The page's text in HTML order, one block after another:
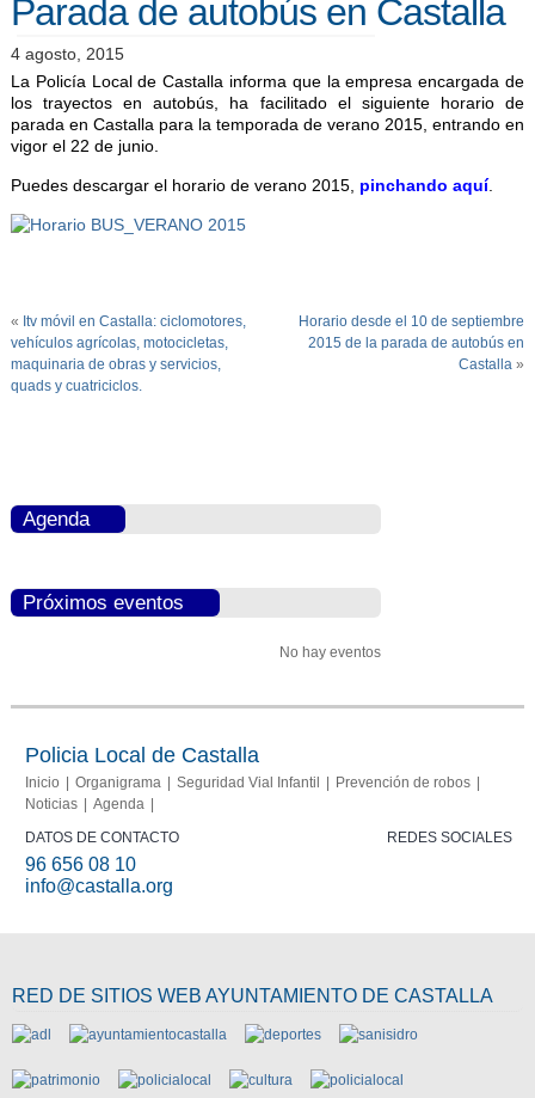
Parada de autobús en Castalla
4 agosto, 2015
La Policía Local de Castalla informa que la empresa encargada de
los trayectos en autobús, ha facilitado el siguiente horario de
parada en Castalla para la temporada de verano 2015, entrando en
vigor el 22 de junio.
Puedes descargar el horario de verano 2015, pinchando aquí.
« Itv móvil en Castalla: ciclomotores,
vehículos agrícolas, motocicletas,
maquinaria de obras y servicios,
quads y cuatriciclos.
Horario desde el 10 de septiembre
2015 de la parada de autobús en
Castalla »
Agenda
Próximos eventos
No hay eventos
Policia Local de Castalla
Inicio Organigrama Seguridad Vial Infantil
Prevención de robos
Noticias
Agenda
DATOS DE CONTACTO
96 656 08 10
info@castalla.org
REDES SOCIALES
RED DE SITIOS WEB AYUNTAMIENTO DE CASTALLA